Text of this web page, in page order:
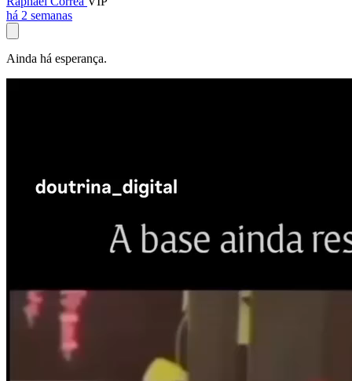
há 2 semanas
Ainda há esperança.